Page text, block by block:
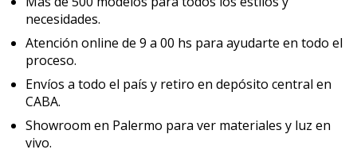
necesidades.
Atención online de 9 a 00 hs para ayudarte en todo el
proceso.
Envíos a todo el país y retiro en depósito central en
CABA.
Showroom en Palermo para ver materiales y luz en
vivo.